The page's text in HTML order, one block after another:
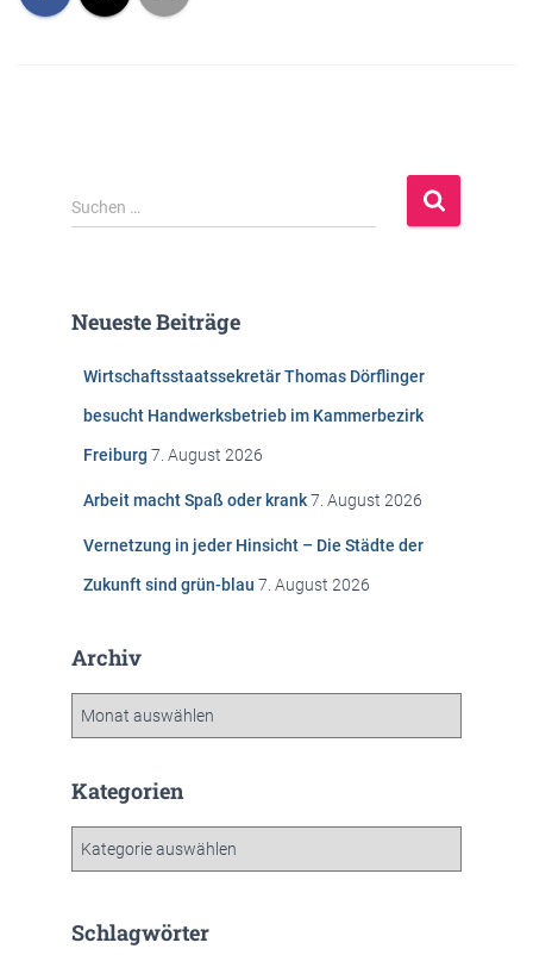
S
u
n
Suchen …
Neueste Beiträge
Wirtschaftsstaatssekretär Thomas Dörflinger
besucht Handwerksbetrieb im Kammerbezirk
Freiburg 7. August 2026
Arbeit macht Spaß oder krank7. August 2026
Vernetzung in jeder Hinsicht – Die Städte der
Zukunft sind grün-blau 7. August 2026
Archiv
h
Kategorien
g
Schlagwörter